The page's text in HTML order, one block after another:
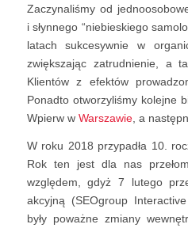
Zaczynaliśmy od
i słynnego “niebieskiego
latach sukcesywnie w
zwiększając zatrudnienie, a
Klientów z efektów
Ponadto otworzyliśmy kolejne
Wpierw w Warszawie, a
W roku 2018 przypadła 10.
Rok ten jest dla nas
względem, gdyż 7 lutego
akcyjną (SEOgroup
były poważne zmiany